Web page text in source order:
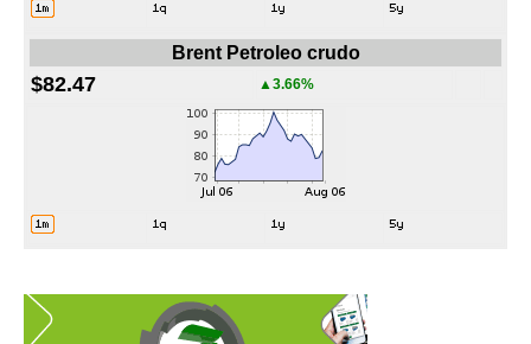
Brent Petroleo crudo
$82.47 ▲3.66%